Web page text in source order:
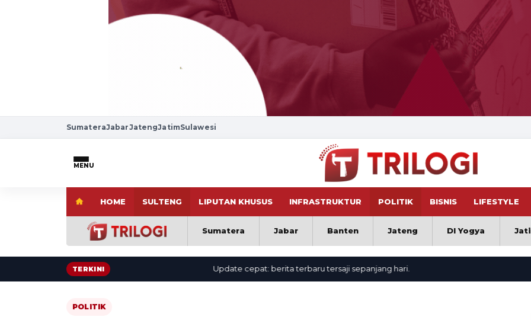
SumateraJabarJatengJatimSulawesi
MENU
HOME SULTENG LIPUTAN KHUSUS INFRASTRUKTUR POLITIK BISNIS LIFESTYLE
Sumatera Jabar Banten Jateng DI Yogya
TERKINI Update cepat: berita terbaru tersaji sepanjang hari.
POLITIK